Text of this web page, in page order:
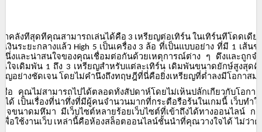
าคลั่งที่สุดที่คุณสามารถเล่นได้คือ 3 เหรียญต่อเทิร์นในเทิร์นที่โดดเดี่ยว
งินระยะกลางแล้ว High 5 เป็นเครื่อง 3 ล้อ ที่เป็นแบบอย่าง ที่มี 1 เส้นช
นึ่งและน่าสนใจของคุณเชื่อมต่อกันด้วยเหตุการณ์ต่าง
ๆ
ดึงและถูกจ
ใจเดิมพัน 1 ถึง 3 เหรียญสำหรับแต่ละเทิร์น เดิมพันขนาดยักษ์สูงสุดคื
ยญอย่างชัดเจนโดยไม่คำนึงถึงทฤษฎีที่นี่คือยิ่งเหรียญที่ต่ำลงมีโอกาส
ชื่อ
คุณไม่สามารถไปได้ตลอดทั้งสัปดาห์โดยไม่เห็นปลั๊กเกี่ยวกับโอกา
ได้ เป็นเรื่องที่น่าทึ่งที่มีผู้คนจำนวนมากที่กระตือรือร้นในเกมนี้ เว็บทำ
กิจขนาดมหึมา
มีเว็บไซต์หลายร้อยเว็บไซต์ที่เข้าถึงได้ทางออนไลน์
ก
อใช้งานเว็บ เหล่านี้คือห้องสล็อตออนไลน์ชั้นนำที่คุณวางใจได้ ไม่ว่า